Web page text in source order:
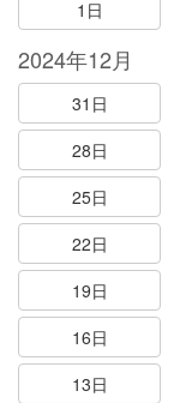
1日
2024年12月
31日
28日
25日
22日
19日
16日
13日